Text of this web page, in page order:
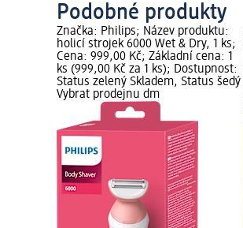
Podobné produkty
Značka: Philips; Název produktu:
holicí strojek 6000 Wet & Dry, 1 ks;
Cena: 999,00 Kč; Základní cena: 1
ks (999,00 Kč za 1 ks); Dostupnost:
Status zelený Skladem, Status šedý
Vybrat prodejnu dm